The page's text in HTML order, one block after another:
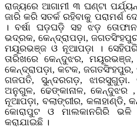
ରାଜ୍ୟରେ ଆଗାମୀ ୩ ଘଣ୍ଟା
ଜାରି କରି ସତର୍କ ରହିବାକୁ ପରାମର୍ଶ
। ବର୍ଷା ଘଡ଼ଘଡ଼ି ସହ ଝଡ଼
ଭଦ୍ରକ, କେନ୍ଦ୍ରାପଡ଼ା,
ମୟୂରଭଞ୍ଜ ଓ ନୂଆପଡ଼ା । ସେହିପରି
ତାରିଖରେ କେନ୍ଦୁଝର,
କେନ୍ଦ୍ରାପଡ଼ା, କଟକ, ଜଗତସିଂହପୁର,
ଗଜପତି, ସୁନ୍ଦରଗଡ଼,
ଅନୁଗୁଳ, ଢେଙ୍କାନାଳ,
ନୂଆପଡ଼ା, ବଲାଙ୍ଗୀର, କଳାହାଣ୍ଡି,
କୋରାପୁଟ ଓ ମାଲକାନଗିରି ଭଳି
କରାଯାଇଛି ।